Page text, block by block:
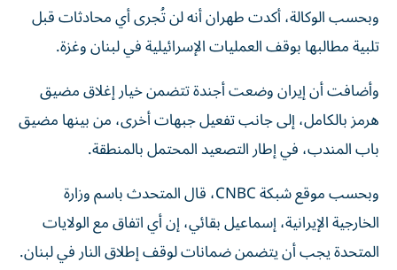
وبحسب الوكالة، أكدت طهران أنه لن تُجرى أي محادثات قبل
تلبية مطالبها بوقف العمليات الإسرائيلية في لبنان وغزة.
وأضافت أن إيران وضعت أجندة تتضمن خيار إغلاق مضيق
هرمز بالكامل، إلى جانب تفعيل جبهات أخرى، من بينها مضيق
باب المندب، في إطار التصعيد المحتمل بالمنطقة.
وبحسب موقع شبكة CNBC، قال المتحدث باسم وزارة
الخارجية الإيرانية، إسماعيل بقائي، إن أي اتفاق مع الولايات
المتحدة يجب أن يتضمن ضمانات لوقف إطلاق النار في لبنان.